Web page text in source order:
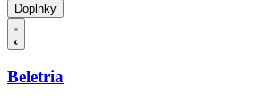
Doplnky
Beletria